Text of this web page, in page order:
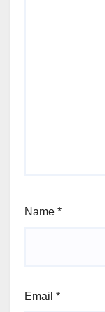
Name *
Email *